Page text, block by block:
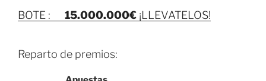
BOTE : 15.000.000€ ¡LLEVATELOS!
Reparto de premios: